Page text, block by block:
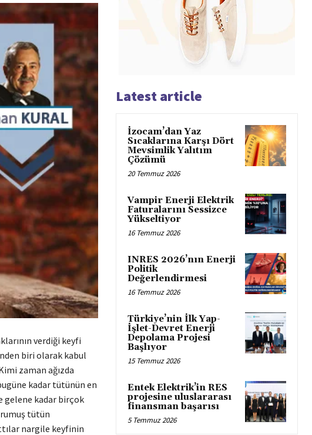
verdiği keyfi
biri olarak kabul
zaman ağızda
kadar tütünün en
gelene kadar birçok
tütün
nargile keyfinin
Latest article
İzocam’dan Yaz
Sıcaklarına Karşı Dört
Mevsimlik Yalıtım
Çözümü
20 Temmuz 2026
Vampir Enerji Elektrik
Faturalarını Sessizce
Yükseltiyor
16 Temmuz 2026
INRES 2026’nın Enerji
Politik
Değerlendirmesi
16 Temmuz 2026
Türkiye’nin İlk Yap-
İşlet-Devret Enerji
Depolama Projesi
Başlıyor
15 Temmuz 2026
Entek Elektrik’in RES
projesine uluslararası
finansman başarısı
5 Temmuz 2026